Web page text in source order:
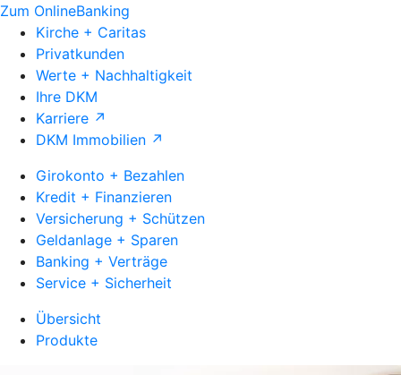
Zum OnlineBanking
Kirche + Caritas
Privatkunden
Werte + Nachhaltigkeit
Ihre DKM
Karriere ↗
DKM Immobilien ↗
Girokonto + Bezahlen
Kredit + Finanzieren
Versicherung + Schützen
Geldanlage + Sparen
Banking + Verträge
Service + Sicherheit
Übersicht
Produkte